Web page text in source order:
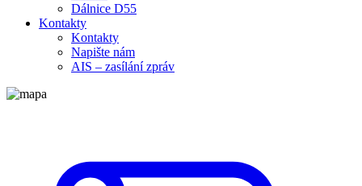
Dálnice D55
Kontakty
Kontakty
Napište nám
AIS – zasílání zpráv